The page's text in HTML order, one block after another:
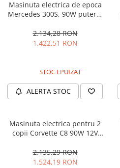
Masinuta electrica de epoca
Mercedes 300S, 90W putere,
2.134,28 RON
1.422,51 RON
STOC EPUIZAT
ALERTA STOC
Masinuta electrica pentru 2
copii Corvette C8 90W 12V
2.135,29 RON
1.524,19 RON